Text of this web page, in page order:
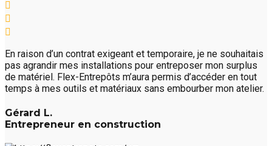
En raison d’un contrat exigeant et temporaire, je ne souhaitais
pas agrandir mes installations pour entreposer mon surplus
de matériel. Flex-Entrepôts m’aura permis d’accéder en tout
temps à mes outils et matériaux sans embourber mon atelier.
Gérard L.
Entrepreneur en construction